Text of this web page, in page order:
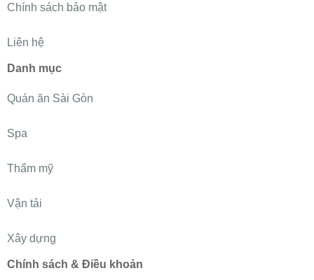
Chính sách bảo mật
Liên hệ
Danh mục
Quán ăn Sài Gòn
Spa
Thẩm mỹ
Vận tải
Xây dựng
Chính sách & Điều khoản